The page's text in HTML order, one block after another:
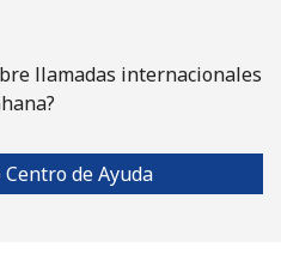
llamadas internacionales
de Ayuda